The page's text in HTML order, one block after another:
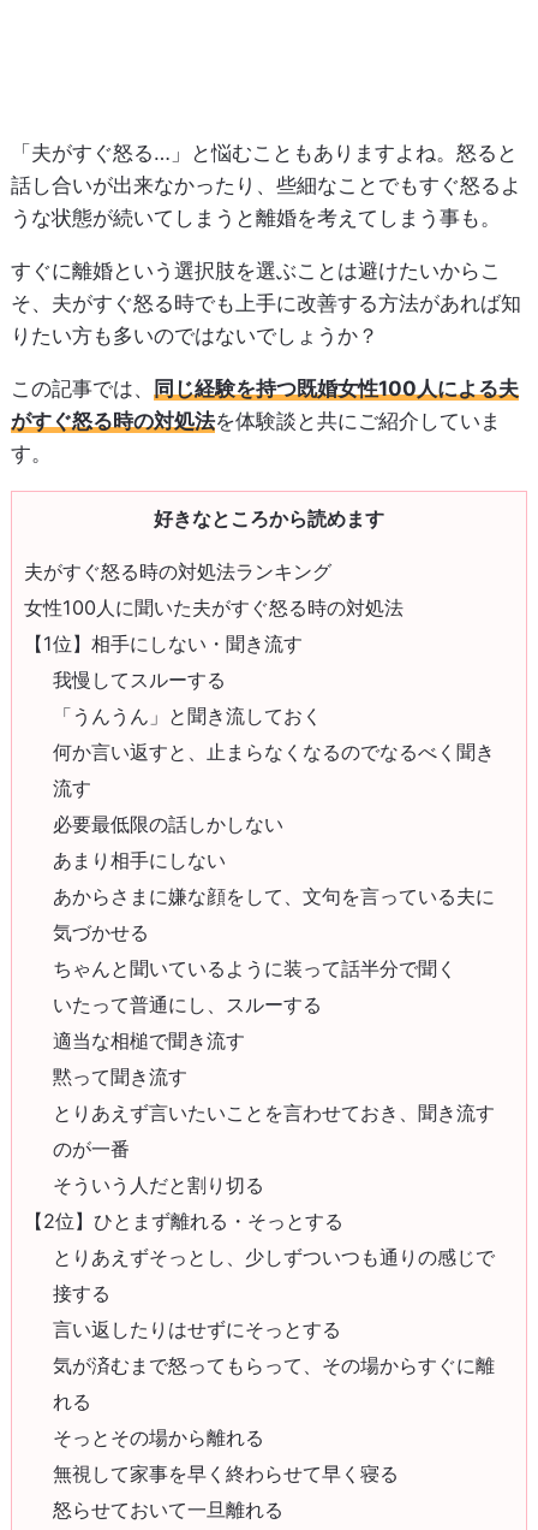
「夫がすぐ怒る…」と悩むこともありますよね。怒ると
話し合いが出来なかったり、些細なことでもすぐ怒るよ
うな状態が続いてしまうと離婚を考えてしまう事も。
すぐに離婚という選択肢を選ぶことは避けたいからこ
そ、夫がすぐ怒る時でも上手に改善する方法があれば知
りたい方も多いのではないでしょうか？
この記事では、
同じ経験を持つ既婚女性100人による夫
がすぐ怒る時の対処法を体験談と共にご紹介していま
す。
好きなところから読めます
夫がすぐ怒る時の対処法ランキング
女性100人に聞いた夫がすぐ怒る時の対処法
【1位】相手にしない・聞き流す
我慢してスルーする
「うんうん」と聞き流しておく
何か言い返すと、止まらなくなるのでなるべく聞き
流す
必要最低限の話しかしない
あまり相手にしない
あからさまに嫌な顔をして、文句を言っている夫に
気づかせる
ちゃんと聞いているように装って話半分で聞く
いたって普通にし、スルーする
適当な相槌で聞き流す
黙って聞き流す
とりあえず言いたいことを言わせておき、聞き流す
のが一番
そういう人だと割り切る
【2位】ひとまず離れる・そっとする
とりあえずそっとし、少しずついつも通りの感じで
接する
言い返したりはせずにそっとする
気が済むまで怒ってもらって、その場からすぐに離
れる
そっとその場から離れる
無視して家事を早く終わらせて早く寝る
怒らせておいて一旦離れる